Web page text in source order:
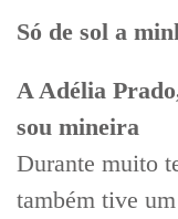
Só de sol a
A Adélia
sou mineira
Durante muito
também tive